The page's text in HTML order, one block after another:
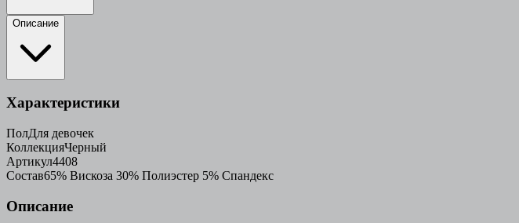
Описание
Характеристики
ПолДля девочек
КоллекцияЧерный
Артикул4408
Состав65% Вискоза 30% Полиэстер 5% Спандекс
Описание